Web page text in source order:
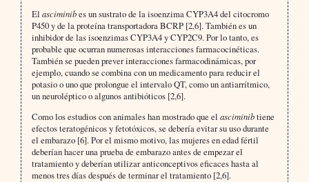
El asciminibes un sustrato de la isoenzima CYP3A4 del citocromo
P450 y de la proteína transportadora BCRP [2,6]. También es un
inhibidor de las isoenzimas CYP3A4 y CYP2C9. Por lo tanto, es
probable que ocurran numerosas interacciones farmacocinéticas.
También se pueden prever interacciones farmacodinámicas, por
ejemplo, cuando se combina con un medicamento para reducir el
potasio o uno que prolongue el intervalo QT, como un antiarrítmico,
un neuroléptico o algunos antibióticos [2,6].
Como los estudios con animales han mostrado que el asciminibtiene
efectos teratogénicos y fetotóxicos, se debería evitar su uso durante
el embarazo [6]. Por el mismo motivo, las mujeres en edad fértil
deberían hacer una prueba de embarazo antes de empezar el
tratamiento y deberían utilizar anticonceptivos eficaces hasta al
menos tres días después de terminar el tratamiento [2,6].